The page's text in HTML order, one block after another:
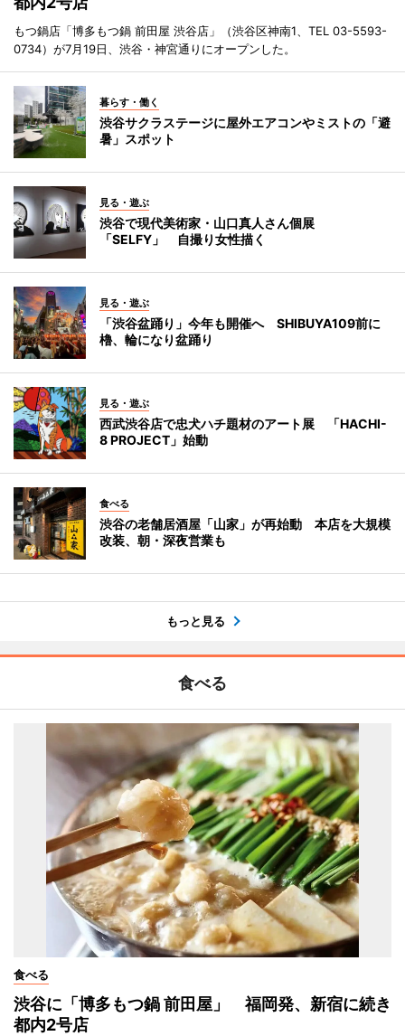
もつ鍋店「博多もつ鍋 前田屋 渋谷店」（渋谷区神南1、TEL 03-5593-
0734）が7月19日、渋谷・神宮通りにオープンした。
暮らす・働く
渋谷サクラステージに屋外エアコンやミストの「避
暑」スポット
見る・遊ぶ
渋谷で現代美術家・山口真人さん個展
「SELFY」 自撮り女性描く
見る・遊ぶ
「渋谷盆踊り」今年も開催へ SHIBUYA109前に
櫓、輪になり盆踊り
見る・遊ぶ
西武渋谷店で忠犬ハチ題材のアート展 「HACHI-
8 PROJECT」始動
食べる
渋谷の老舗居酒屋「山家」が再始動 本店を大規模
改装、朝・深夜営業も
もっと見る
食べる
食べる
渋谷に「博多もつ鍋 前田屋」 福岡発、新宿に続き
都内2号店